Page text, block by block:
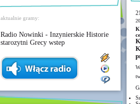
aktualnie gramy:
Radio Nowinki - Inzynierskie Historie
starozytni Grecy wstep